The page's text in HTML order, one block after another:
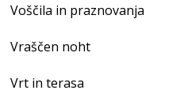
Voščila in praznovanja
Vraščen noht
Vrt in terasa